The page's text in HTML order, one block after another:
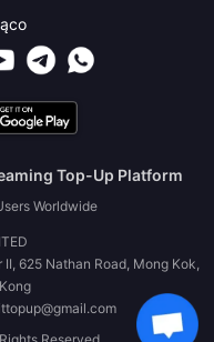
Top-Up Platform
Worldwide
625 Nathan Road, Mong Kok,